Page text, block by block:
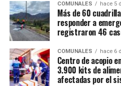
COMUNALES hace 5
Más de 60
responder a
registraron 46
COMUNALES hace 6
Centro de acopio
3.900 kits de
afectadas por el